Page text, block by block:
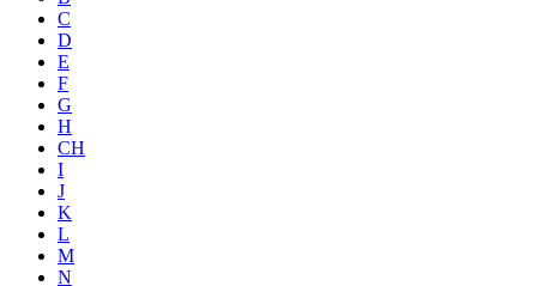
C
D
E
F
G
H
CH
I
J
K
L
M
N